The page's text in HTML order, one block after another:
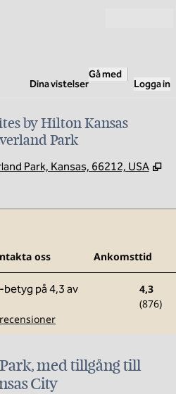
Dina vistelser
Gå med
Logga in
by Hilton Kansas
Park
Park, Kansas, 66212, USA ,
oss Ankomsttid
4,3
(876)
med tillgång till
City